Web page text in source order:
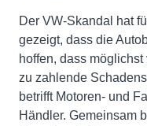
Der VW-Skandal hat
gezeigt, dass die
hoffen, dass
zu zahlende
betrifft Motoren- und
Händler. Gemeinsam